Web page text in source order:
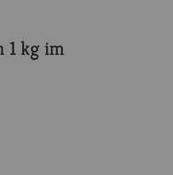
1 kg im